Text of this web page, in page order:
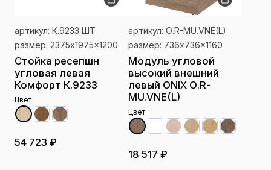
артикул: К.9233 ШТ
размер: 2375x1975x1200
Стойка ресепшн
угловая левая
Комфорт К.9233
Цвет
54 723 ₽
артикул: О.R-MU.VNE(L)
размер: 736x736x1160
Модуль угловой
высокий внешний
левый ONIX О.R-
MU.VNE(L)
Цвет
18 517 ₽